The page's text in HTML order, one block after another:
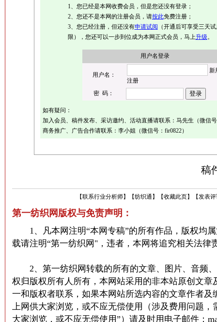
1、您已经是本网收费会员，但是您还没有登录；
2、您还不是本网的注册会员，请按此免费注册；
3、您已经注册，但还没有申请试阅 （开通后可享受三天
限），您还可以一步到位成为本网正式会员，马上升级。
用户名登录
用户名：
新
注册
密 码：
如有疑问：
加入会员、稿件发布、采访邀约、活动直播请联系：马先生（微信号
商务推广、广告合作请联系：李小姐（微信号：fir0822）
稿
【发表
【收藏此页】
【纺织通 】
【联系行业分析师】
第一纺织网版权与免责声明：
1、凡本网注明“本网专稿”的所有作品，版权均属
载请注明“第一纺织网"，违者，本网将追究相关法律
2、第一纺织网转载的所有的文章、图片、音频、
权归版权所有人所有，本网站采用的非本站原创文章
一和版权者联系，如果本网站所选内容的文章作者及
上网供大家浏览，或不应无偿使用（涉及费用问题，
大家浏览，或不应无偿使用”）请及时用电子邮件：